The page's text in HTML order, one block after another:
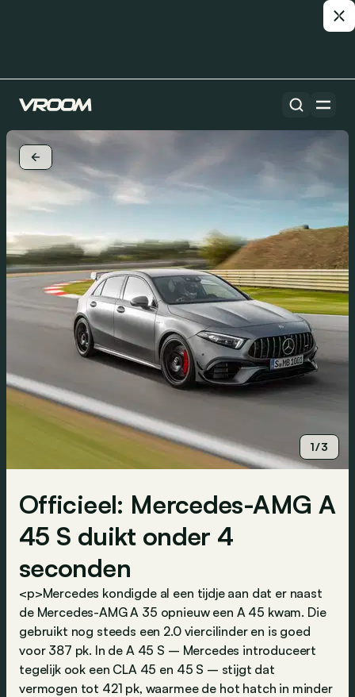
1/3
Officieel: Mercedes-AMG A
45 S duikt onder 4
seconden
<p>Mercedes kondigde al een tijdje aan dat er naast
de Mercedes-AMG A 35 opnieuw een A 45 kwam. Die
gebruikt nog steeds een 2.0 viercilinder en is goed
voor 387 pk. In de A 45 S – Mercedes introduceert
tegelijk ook een CLA 45 en 45 S – stijgt dat
vermogen tot 421 pk, waarmee de hot hatch in minder